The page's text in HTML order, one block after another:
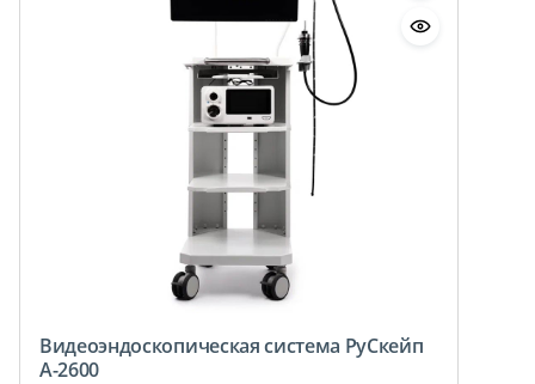
Видеоэндоскопическая система РуСкейп
A-2600